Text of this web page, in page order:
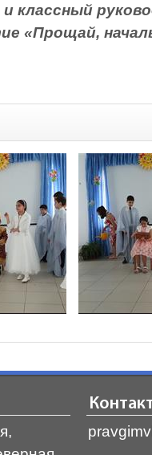
классный
«Прощай,